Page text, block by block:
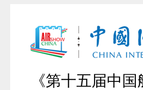
《第十五届中